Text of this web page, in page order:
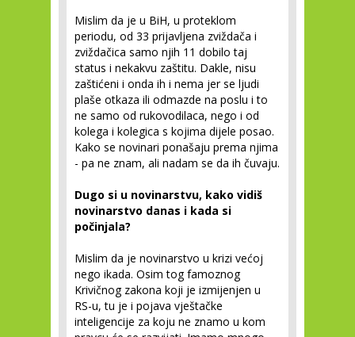
Mislim da je u BiH, u proteklom
periodu, od 33 prijavljena zviždača i
zviždačica samo njih 11 dobilo taj
status i nekakvu zaštitu. Dakle, nisu
zaštićeni i onda ih i nema jer se ljudi
plaše otkaza ili odmazde na poslu i to
ne samo od rukovodilaca, nego i od
kolega i kolegica s kojima dijele posao.
Kako se novinari ponašaju prema njima
- pa ne znam, ali nadam se da ih čuvaju.
Dugo si u novinarstvu, kako vidiš
novinarstvo danas i kada si
počinjala?
Mislim da je novinarstvo u krizi većoj
nego ikada. Osim tog famoznog
Krivičnog zakona koji je izmijenjen u
RS-u, tu je i pojava vještačke
inteligencije za koju ne znamo u kom